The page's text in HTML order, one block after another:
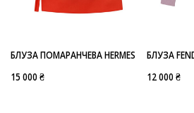
БЛУЗА ПОМАРАНЧЕВА HERMES
15 000 ₴
БЛУЗА
12 000 ₴